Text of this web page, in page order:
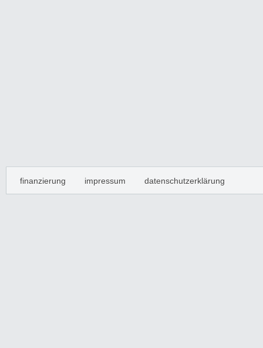
finanzierung impressum datenschutzerklärung